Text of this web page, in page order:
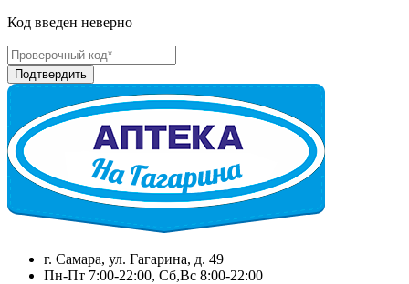
Код введен неверно
г. Самара, ул. Гагарина, д. 49
Пн-Пт 7:00-22:00, Сб,Вс 8:00-22:00